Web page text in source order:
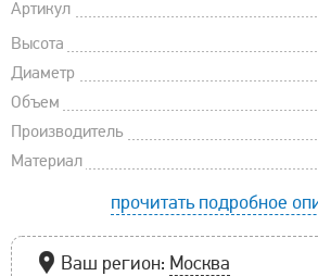
Артикул
Высота
Диаметр
Объем
Производитель
Материал
прочитать подробное
Ваш регион: Москва